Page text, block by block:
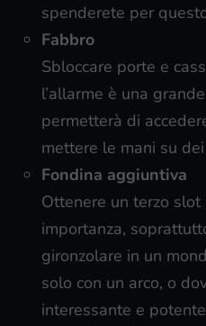
spenderete per
Fabbro
Sbloccare porte e
l’allarme è una
permetterà di
mettere le mani su
Fondina aggiuntiva
Ottenere un terzo
importanza,
gironzolare in un
solo con un arco, o
interessante e